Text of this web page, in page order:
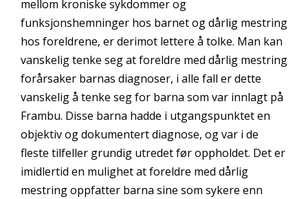
mellom kroniske sykdommer og
funksjonshemninger hos barnet og dårlig mestring
hos foreldrene, er derimot lettere å tolke. Man kan
vanskelig tenke seg at foreldre med dårlig mestring
forårsaker barnas diagnoser, i alle fall er dette
vanskelig å tenke seg for barna som var innlagt på
Frambu. Disse barna hadde i utgangspunktet en
objektiv og dokumentert diagnose, og var i de
fleste tilfeller grundig utredet før oppholdet. Det er
imidlertid en mulighet at foreldre med dårlig
mestring oppfatter barna sine som sykere enn